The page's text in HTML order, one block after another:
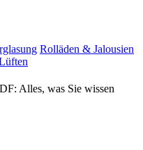
Rolläden & Jalousien
Alles, was Sie wissen